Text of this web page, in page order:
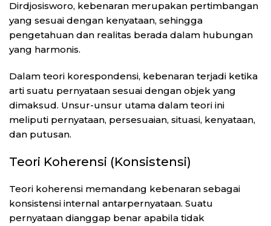
Dirdjosisworo, kebenaran merupakan pertimbangan
yang sesuai dengan kenyataan, sehingga
pengetahuan dan realitas berada dalam hubungan
yang harmonis.
Dalam teori korespondensi, kebenaran terjadi ketika
arti suatu pernyataan sesuai dengan objek yang
dimaksud. Unsur-unsur utama dalam teori ini
meliputi pernyataan, persesuaian, situasi, kenyataan,
dan putusan.
Teori Koherensi (Konsistensi)
Teori koherensi memandang kebenaran sebagai
konsistensi internal antarpernyataan. Suatu
pernyataan dianggap benar apabila tidak